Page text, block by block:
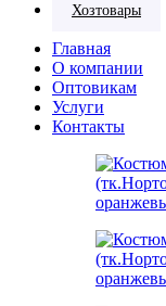
Хозтовары
Главная
О компании
Оптовикам
Услуги
Контакты